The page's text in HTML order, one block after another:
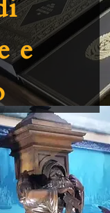
e